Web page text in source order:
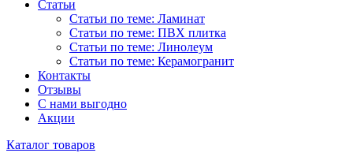
Статьи
Статьи по теме: Ламинат
Статьи по теме: ПВХ плитка
Статьи по теме: Линолеум
Статьи по теме: Керамогранит
Контакты
Отзывы
С нами выгодно
Акции
Каталог товаров